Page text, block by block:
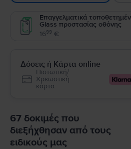
Επαγγελματικά
Glass προστασίας οθόνης
1699 €
Δόσεις ή Κάρτα online
Πιστωτική/
Χρεωστική
κάρτα
67 δοκιμές που
διεξήχθησαν από τους
ειδικούς μας